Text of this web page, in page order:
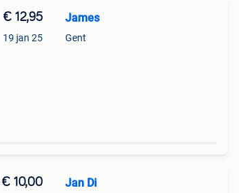
€ 12,95
19 jan 25
James
Gent
€ 10,00 Jan Di